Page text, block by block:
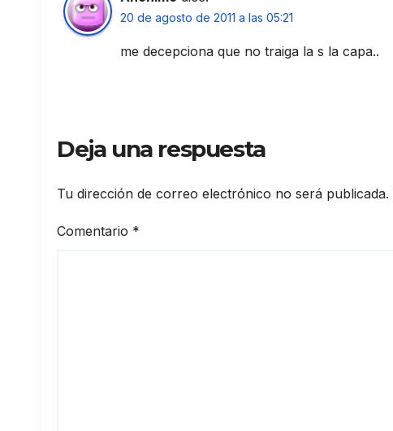
20 de agosto de 2011 a las 05:21
me decepciona que no traiga la s la capa..
Deja una respuesta
Tu dirección de correo electrónico no será publicada.
Comentario *